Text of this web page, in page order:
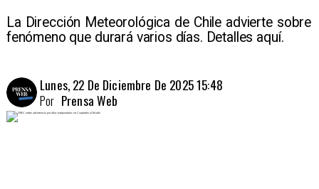
La Dirección Meteorológica de Chile advierte sobre
fenómeno que durará varios días. Detalles aquí.
Lunes, 22 De Diciembre De 2025 15:48
Prensa Web
Por